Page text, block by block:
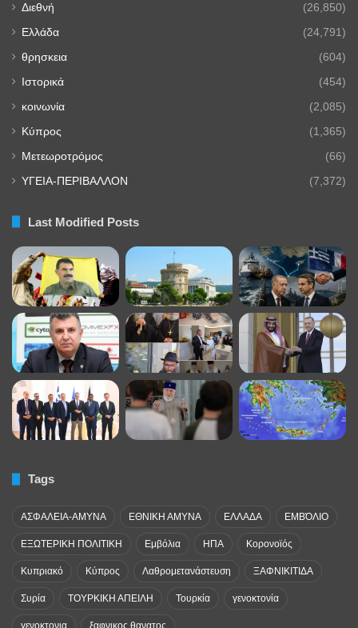
Διεθνή (26,850)
Ελλάδα (24,791)
θρησκεια (604)
Ιστορικά (454)
κοινωνία (2,085)
Κύπρος (1,365)
Μετεωροτρόμος (66)
ΥΓΕΙΑ-ΠΕΡΙΒΑΛΛΟΝ (7,372)
Last Modified Posts
Tags
ΑΣΦΑΛΕΙΑ-ΑΜΥΝΑ ΕΘΝΙΚΗ ΑΜΥΝΑ ΕΛΛΑΔΑ ΕΜΒΌΛΙΟ
ΕΞΩΤΕΡΙΚΗ ΠΟΛΙΤΙΚΗ Εμβόλια ΗΠΑ Κορονοϊός
Κυπριακό Κύπρος Λαθρομετανάστευση ΞΑΦΝΙΚΙΤΙΔΑ
Συρία ΤΟΥΡΚΙΚΗ ΑΠΕΙΛΗ Τουρκία γενοκτονία